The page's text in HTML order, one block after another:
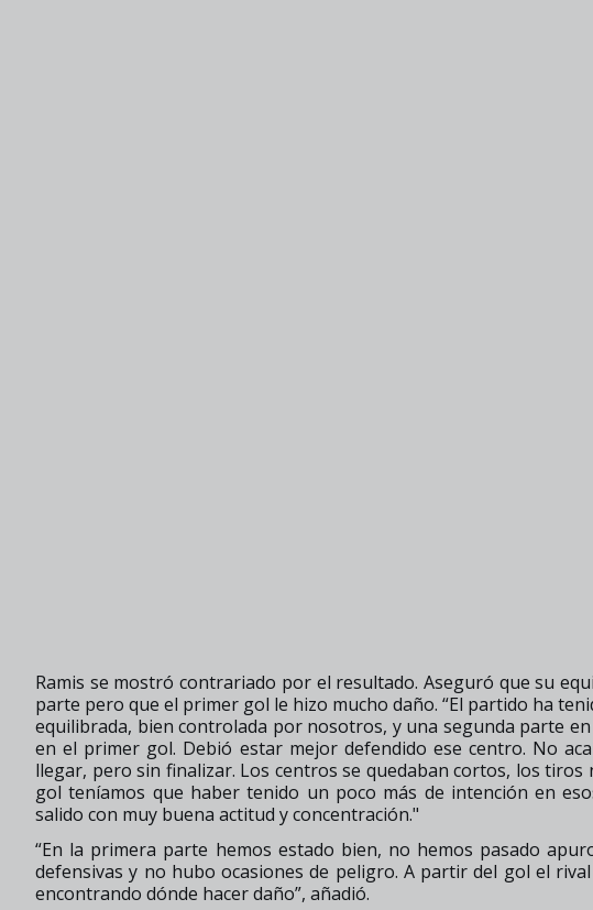
Ramis se mostró contrariado por el resultado. Aseguró que su
parte pero que el primer gol le hizo mucho daño. “El partido ha
equilibrada, bien controlada por nosotros, y una segunda parte
en el primer gol. Debió estar mejor defendido ese centro. No
llegar, pero sin finalizar. Los centros se quedaban cortos, los tiros
gol teníamos que haber tenido un poco más de intención en
salido con muy buena actitud y concentración."
“En la primera parte hemos estado bien, no hemos pasado
defensivas y no hubo ocasiones de peligro. A partir del gol el
encontrando dónde hacer daño”, añadió.